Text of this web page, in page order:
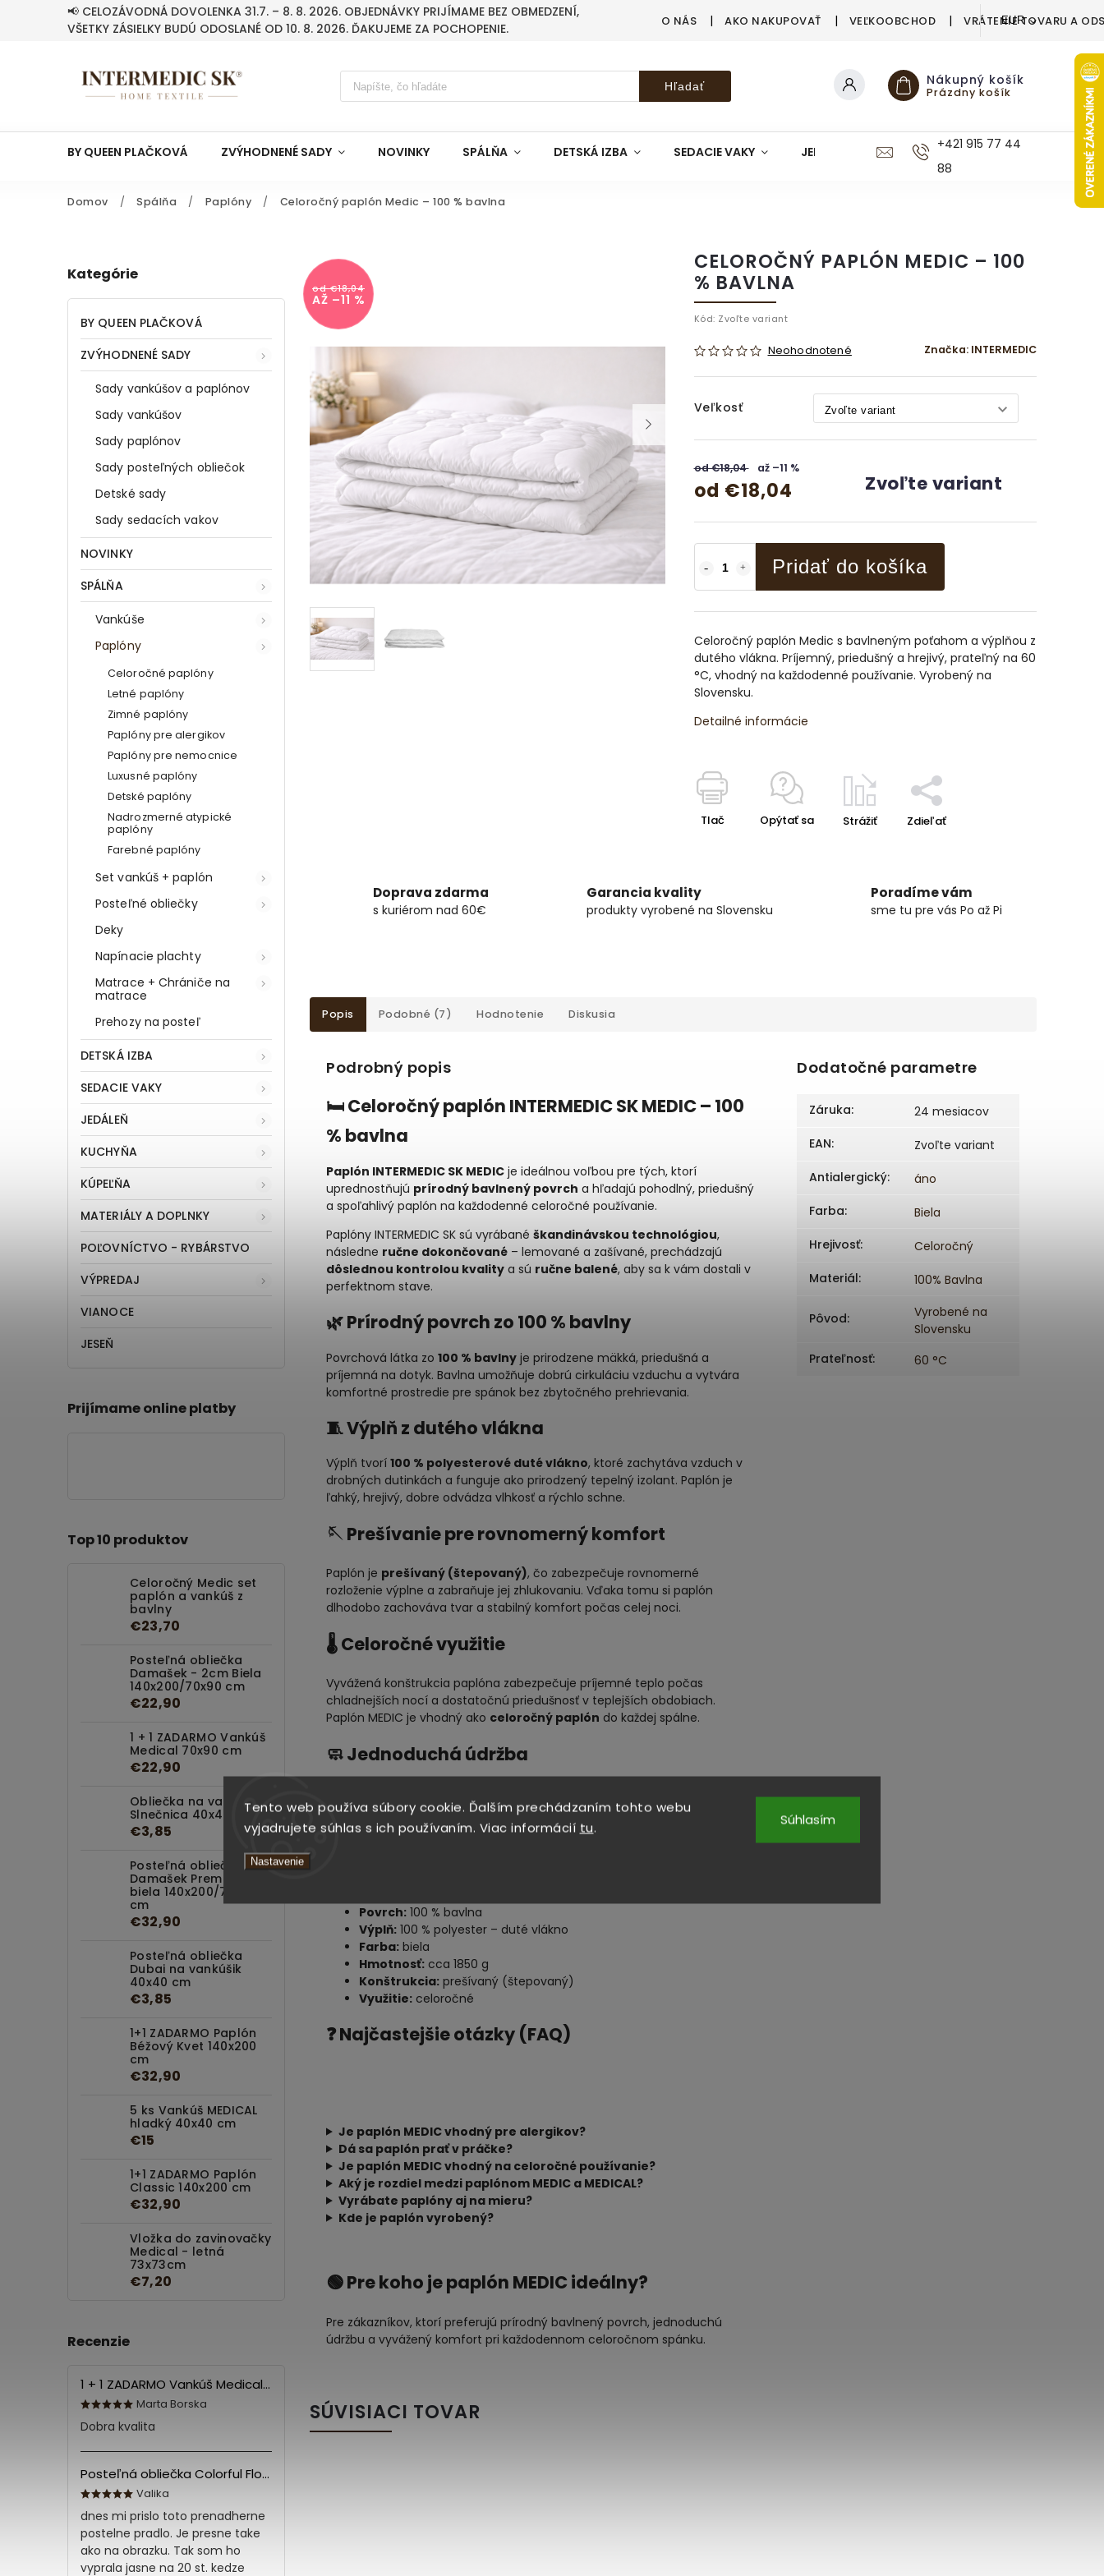
Tento web používa súbory cookie. Ďalším prechádzaním tohto webu
vyjadrujete súhlas s ich používaním. Viac informácií tu.
Nastavenie
Súhlasím
📢 CELOZÁVODNÁ DOVOLENKA 31.7. – 8. 8. 2026. OBJEDNÁVKY PRIJÍMAME BEZ OBMEDZENÍ,
VŠETKY ZÁSIELKY BUDÚ ODOSLANÉ OD 10. 8. 2026. ĎAKUJEME ZA POCHOPENIE.
O NÁS AKO NAKUPOVAŤ VEĽKOOBCHOD VRÁTENIE TOVARU A
EUR
Hľadať Nákupný košík
Prázdny košík
BY QUEEN PLAČKOVÁ ZVÝHODNENÉ SADY NOVINKY SPÁLŇA DETSKÁ IZBA SEDACIE VAKY JEDÁLEŇ KUCHYŇA KÚPEĽŇA
+421 915 77 44
88
Domov / Spálňa / Paplóny / Celoročný paplón Medic – 100 % bavlna
Kategórie
BY QUEEN PLAČKOVÁ
ZVÝHODNENÉ SADY
Sady vankúšov a paplónov
Sady vankúšov
Sady paplónov
Sady posteľných obliečok
Detské sady
Sady sedacích vakov
NOVINKY
SPÁLŇA
Vankúše
Paplóny
Celoročné paplóny
Letné paplóny
Zimné paplóny
Paplóny pre alergikov
Paplóny pre nemocnice
Luxusné paplóny
Detské paplóny
Nadrozmerné atypické
paplóny
Farebné paplóny
Set vankúš + paplón
Posteľné obliečky
Deky
Napínacie plachty
Matrace + Chrániče na
matrace
Prehozy na posteľ
DETSKÁ IZBA
SEDACIE VAKY
JEDÁLEŇ
KUCHYŇA
KÚPEĽŇA
MATERIÁLY A DOPLNKY
POĽOVNÍCTVO - RYBÁRSTVO
VÝPREDAJ
VIANOCE
JESEŇ
Prijímame online platby
Top 10 produktov
Celoročný Medic set
paplón a vankúš z
bavlny
€23,70
Posteľná obliečka
Damašek - 2cm Biela
140x200/70x90 cm
€22,90
1 + 1 ZADARMO Vankúš
Medical 70x90 cm
€22,90
Obliečka na vankúš
Slnečnica 40x40 cm
€3,85
Posteľná obliečka
Damašek Premium
biela 140x200/70x90
cm
€32,90
Posteľná obliečka
Dubai na vankúšik
40x40 cm
€3,85
1+1 ZADARMO Paplón
Béžový Kvet 140x200
cm
€32,90
5 ks Vankúš MEDICAL
hladký 40x40 cm
€15
1+1 ZADARMO Paplón
Classic 140x200 cm
€32,90
Vložka do zavinovačky
Medical - letná
73x73cm
€7,20
Recenzie
1 + 1 ZADARMO Vankúš Medical 70x90 cm
Marta Borska
Dobra kvalita
Posteľná obliečka Colorful Flowers Modrá 140x200/70x90 cm
Valika
dnes mi prislo toto prenadherne
postelne pradlo. Je presne take
ako na obrazku. Tak som ho
vyprala jasne na 20 st. kedze
od €18,04
AŽ –11 %
CELOROČNÝ PAPLÓN MEDIC – 100
% BAVLNA
Kód: Zvoľte variant
Neohodnotené Značka: INTERMEDIC
Veľkosť
od €18,04 až –11 %
od €18,04 Zvoľte variant
Pridať do košíka
Celoročný paplón Medic s bavlneným poťahom a výplňou z
dutého vlákna. Príjemný, priedušný a hrejivý, prateľný na 60
°C, vhodný na každodenné používanie. Vyrobený na
Slovensku.
Detailné informácie
Tlač Opýtať sa Strážiť Zdieľať
Doprava zdarma
s kuriérom nad 60€
Garancia kvality
produkty vyrobené na Slovensku
Poradíme vám
sme tu pre vás Po až Pi
Popis Podobné (7) Hodnotenie Diskusia
Podrobný popis
🛏️ Celoročný paplón INTERMEDIC SK MEDIC – 100
% bavlna
Paplón INTERMEDIC SK MEDIC je ideálnou voľbou pre tých, ktorí
uprednostňujú prírodný bavlnený povrch a hľadajú pohodlný, priedušný
a spoľahlivý paplón na každodenné celoročné používanie.
Paplóny INTERMEDIC SK sú vyrábané škandinávskou technológiou,
následne ručne dokončované – lemované a zašívané, prechádzajú
dôslednou kontrolou kvality a sú ručne balené, aby sa k vám dostali v
perfektnom stave.
🌿 Prírodný povrch zo 100 % bavlny
Povrchová látka zo 100 % bavlny je prirodzene mäkká, priedušná a
príjemná na dotyk. Bavlna umožňuje dobrú cirkuláciu vzduchu a vytvára
komfortné prostredie pre spánok bez zbytočného prehrievania.
🧵 Výplň z dutého vlákna
Výplň tvorí 100 % polyesterové duté vlákno, ktoré zachytáva vzduch v
drobných dutinkách a funguje ako prirodzený tepelný izolant. Paplón je
ľahký, hrejivý, dobre odvádza vlhkosť a rýchlo schne.
🪡 Prešívanie pre rovnomerný komfort
Paplón je prešívaný (štepovaný), čo zabezpečuje rovnomerné
rozloženie výplne a zabraňuje jej zhlukovaniu. Vďaka tomu si paplón
dlhodobo zachováva tvar a stabilný komfort počas celej noci.
🌡️ Celoročné využitie
Vyvážená konštrukcia paplóna zabezpečuje príjemné teplo počas
chladnejších nocí a dostatočnú priedušnosť v teplejších obdobiach.
Paplón MEDIC je vhodný ako celoročný paplón do každej spálne.
🧼 Jednoduchá údržba
Sušenie:voľne na vzduchu alebo jemný program v sušičke
Žehlenie:neodporúča sa
Povrch: 100 % bavlna
Výplň: 100 % polyester – duté vlákno
Farba: biela
Hmotnosť: cca 1850 g
Konštrukcia: prešívaný (štepovaný)
Využitie: celoročné
❓ Najčastejšie otázky (FAQ)
Je paplón MEDIC vhodný pre alergikov?
Dá sa paplón prať v práčke?
Je paplón MEDIC vhodný na celoročné používanie?
Aký je rozdiel medzi paplónom MEDIC a MEDICAL?
Vyrábate paplóny aj na mieru?
Kde je paplón vyrobený?
🟢 Pre koho je paplón MEDIC ideálny?
Pre zákazníkov, ktorí preferujú prírodný bavlnený povrch, jednoduchú
údržbu a vyvážený komfort pri každodennom celoročnom spánku.
Dodatočné parametre
Záruka:
24 mesiacov
EAN:
Zvoľte variant
Antialergický:
áno
Farba:
Biela
Hrejivosť:
Celoročný
Materiál: 100% Bavlna
Pôvod:
Vyrobené na
Slovensku
Prateľnosť: 60 °C
SÚVISIACI TOVAR